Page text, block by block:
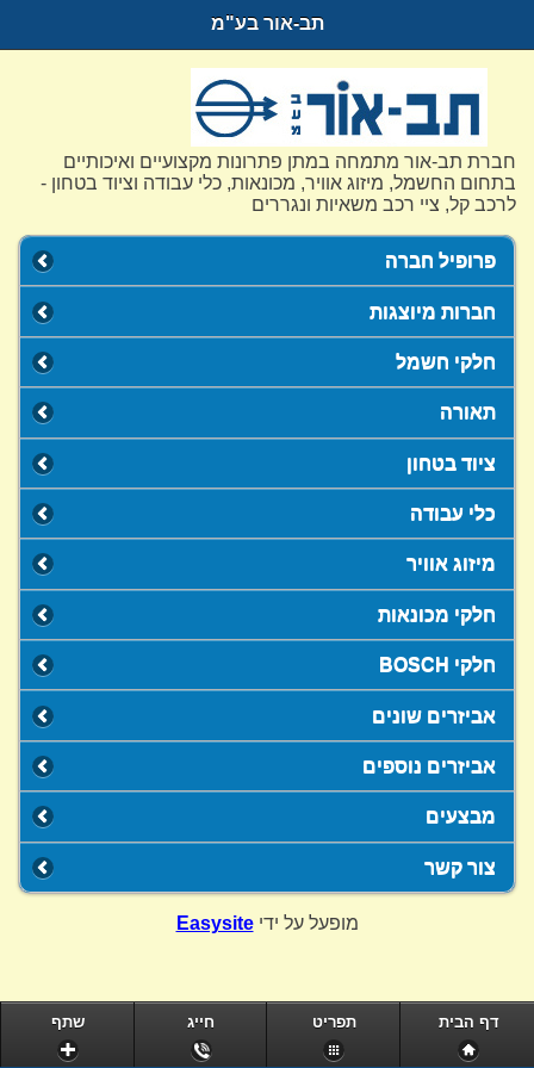
תב-אור בע"מ
חברת תב-אור מתמחה במתן פתרונות מקצועיים ואיכותיים
בתחום החשמל, מיזוג אוויר, מכונאות, כלי עבודה וציוד בטחון -
לרכב קל, ציי רכב משאיות ונגררים
פרופיל חברה
חברות מיוצגות
חלקי חשמל
תאורה
ציוד בטחון
כלי עבודה
מיזוג אוויר
חלקי מכונאות
חלקי BOSCH
אביזרים שונים
אביזרים נוספים
מבצעים
צור קשר
מופעל על ידיEasysite
שתף חייג תפריט דף הבית